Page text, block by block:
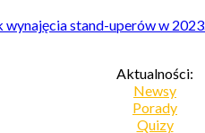
stand-uperów w 2023.
Aktualności:
Newsy
Porady
Quizy